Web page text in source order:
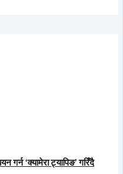
गर्न ‘क्यामेरा ट्यापिङ’ गरिँदै